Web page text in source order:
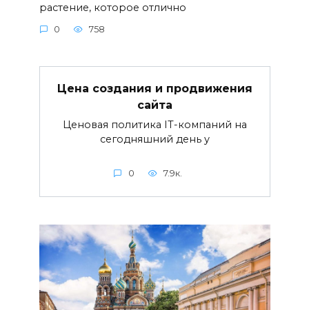
растение, которое отлично
0 758
Цена создания и продвижения
сайта
Ценовая политика IT-компаний на
сегодняшний день у
0 7.9к.